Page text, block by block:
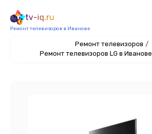
tv-iq.ru
Ремонт телевизоров в Иванове
Ремонт телевизоров /
Ремонт телевизоров LG в Иванове